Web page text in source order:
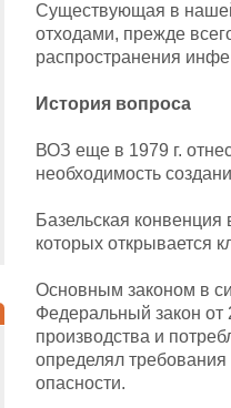
Существующая в
отходами, прежде
распространения
История вопроса
ВОЗ еще в 1979 г.
необходимость
Базельская конвенция
которых открывается
Основным законом в
Федеральный закон
производства и
определял требования
опасности.